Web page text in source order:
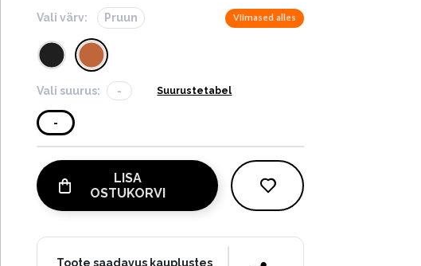
Vali värv: Pruun Viimased alles
Vali suurus: - Suurustetabel
-
LISA
OSTUKORVI
Toote saadavus kauplustes